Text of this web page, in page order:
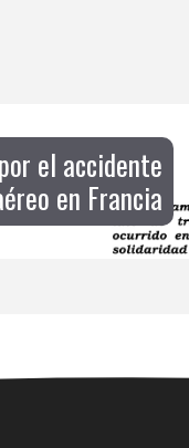
el accidente
en Francia